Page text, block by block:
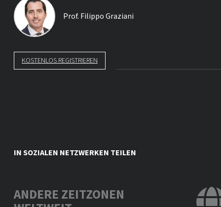
Prof. Filippo Graziani
KOSTENLOS REGISTRIEREN
IN SOZIALEN NETZWERKEN TEILEN
ANDERE ZEITZONEN